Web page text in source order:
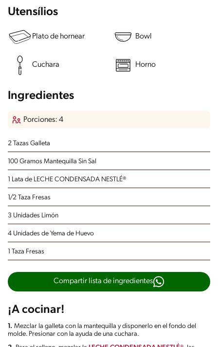
Utensílios
Plato de hornear Bowl
Cuchara Horno
Ingredientes
Porciones: 4
2 Tazas Galleta
100 Gramos Mantequilla Sin Sal
1 Lata de LECHE CONDENSADA NESTLÉ®
1/2 Taza Fresas
3 Unidades Limón
4 Unidades de Yema de Huevo
1 Taza Fresas
Compartir lista de ingredientes
¡A cocinar!
1. Mezclar la galleta con la mantequilla y disponerlo en el fondo del
molde. Presionar con la ayuda de una cuchara.